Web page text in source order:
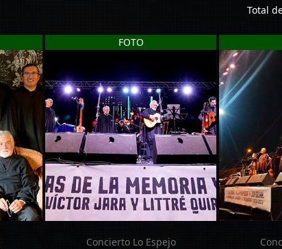
Total
FOTO
Concierto Lo Espejo